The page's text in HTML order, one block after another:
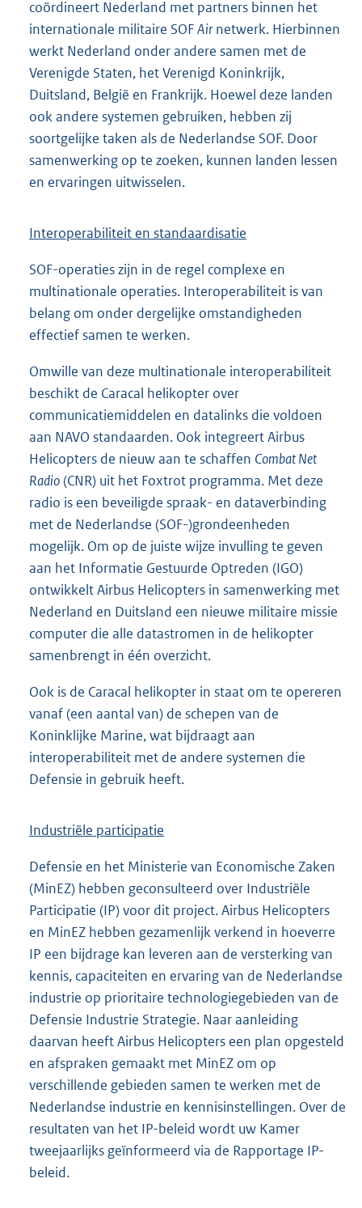
coördineert Nederland met partners binnen het
internationale militaire SOFAirnetwerk. Hierbinnen
werkt Nederland onder andere samen met de
Verenigde Staten, het Verenigd Koninkrijk,
Duitsland, België en Frankrijk. Hoewel deze landen
ook andere systemen gebruiken, hebben zij
soortgelijke taken als de Nederlandse SOF. Door
samenwerking op te zoeken, kunnen landen lessen
en ervaringen uitwisselen.
Interoperabiliteit en standaardisatie
SOF-operaties zijn in de regel complexe en
multinationale operaties. Interoperabiliteit is van
belang om onder dergelijke omstandigheden
effectief samen te werken.
Omwille van deze multinationale interoperabiliteit
beschikt de Caracal helikopter over
communicatiemiddelen en datalinks die voldoen
aan NAVO standaarden. Ook integreert Airbus
Helicopters de nieuw aan te schaffen Combat Net
Radio(CNR) uit het Foxtrot programma. Met deze
radio is een beveiligde spraak- en dataverbinding
met de Nederlandse (SOF-)grondeenheden
mogelijk. Om op de juiste wijze invulling te geven
aan het Informatie Gestuurde Optreden (IGO)
ontwikkelt Airbus Helicopters in samenwerking met
Nederland en Duitsland een nieuwe militaire missie
computer die alle datastromen in de helikopter
samenbrengt in één overzicht.
Ook is de Caracal helikopter in staat om te opereren
vanaf (een aantal van) de schepen van de
Koninklijke Marine, wat bijdraagt aan
interoperabiliteit met de andere systemen die
Defensie in gebruik heeft.
Industriële participatie
Defensie en het Ministerie van Economische Zaken
(MinEZ) hebben geconsulteerd over Industriële
Participatie (IP) voor dit project. Airbus Helicopters
en MinEZ hebben gezamenlijk verkend in hoeverre
IP een bijdrage kan leveren aan de versterking van
kennis, capaciteiten en ervaring van de Nederlandse
industrie op prioritaire technologiegebieden van de
Defensie Industrie Strategie. Naar aanleiding
daarvan heeft Airbus Helicopters een plan opgesteld
en afspraken gemaakt met MinEZ om op
verschillende gebieden samen te werken met de
Nederlandse industrie en kennisinstellingen. Over de
resultaten van het IP-beleid wordt uw Kamer
tweejaarlijks geïnformeerd via de Rapportage IP-
beleid.